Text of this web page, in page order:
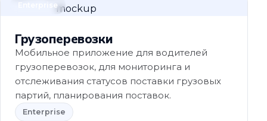
Enterprise
Грузоперевозки
Мобильное приложение для водителей
грузоперевозок, для мониторинга и
отслеживания статусов поставки грузовых
партий, планирования поставок.
Enterprise